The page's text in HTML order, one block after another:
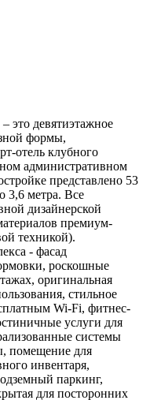
это девятиэтажное
формы,
отель клубного
административном
представлено 53
3,6 метра. Все
дизайнерской
премиум-
техникой).
- фасад
роскошные
оригинальная
стильное
Wi-Fi, фитнес-
услуги для
системы
помещение для
инвентаря,
паркинг,
для посторонних